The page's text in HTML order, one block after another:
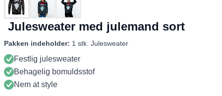
Julesweater med julemand sort
Pakken indeholder: 1 stk. Julesweater
Festlig julesweater
Behagelig bomuldsstof
Nem at style